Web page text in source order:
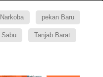
Narkoba pekan Baru
Sabu Tanjab Barat